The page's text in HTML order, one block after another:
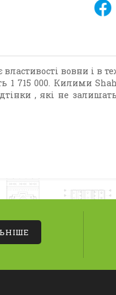
вовни і в
1 715 000. Килими
, які не